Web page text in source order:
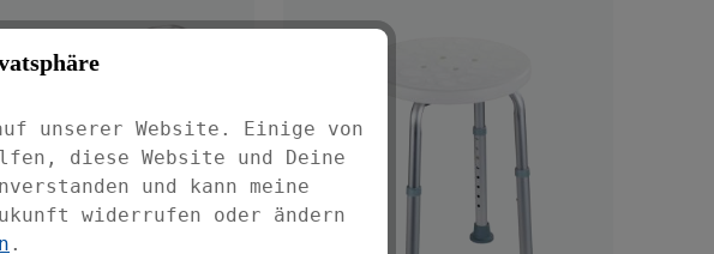
unserer Website. Einige von
diese Website und Deine
und kann meine
widerrufen oder ändern
.